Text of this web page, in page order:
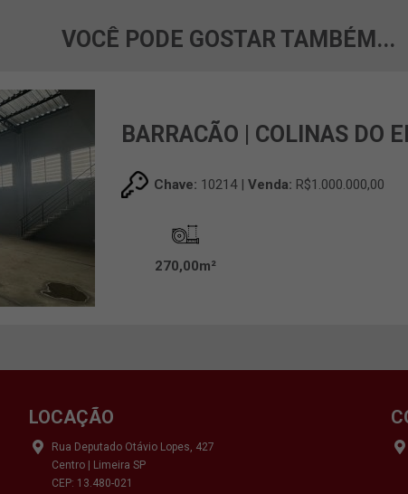
VOCÊ PODE GOSTAR TAMBÉM...
BARRACÃO | COLINAS DO
Chave: 10214 |Venda: R$1.000.000,00
270,00m²
LOCAÇÃO
Rua Deputado Otávio Lopes, 427
Centro | Limeira SP
CEP: 13.480-021